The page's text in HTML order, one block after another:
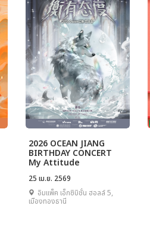
2026 OCEAN JIANG
BIRTHDAY CONCERT
My Attitude
25 เม.ย. 2569
อิมแพ็ค เอ็กซิบิชั่น ฮอลล์ 5,
เมืองทองธานี